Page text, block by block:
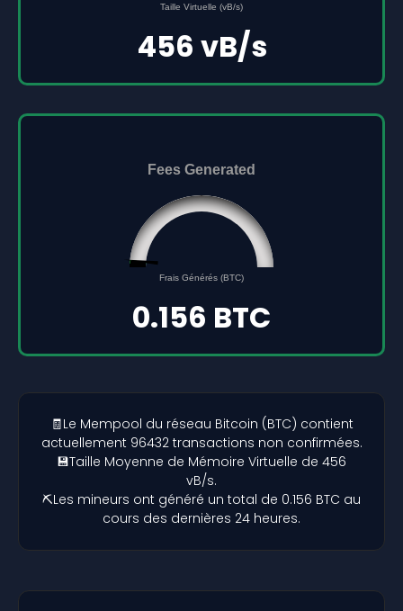
Taille Virtuelle (vB/s)500000000
456 vB/s
Fees Generated
Frais Générés (BTC)
0.156 BTC
🧾Le Mempool du réseau Bitcoin (BTC) contient
actuellement 96432 transactions non confirmées.
💾Taille Moyenne de Mémoire Virtuelle de 456
vB/s.
⛏️Les mineurs ont généré un total de 0.156 BTC au
cours des dernières 24 heures.